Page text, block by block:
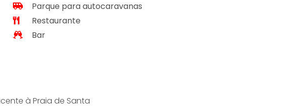
Parque para autocaravanas
Restaurante
Bar
à Praia de Santa